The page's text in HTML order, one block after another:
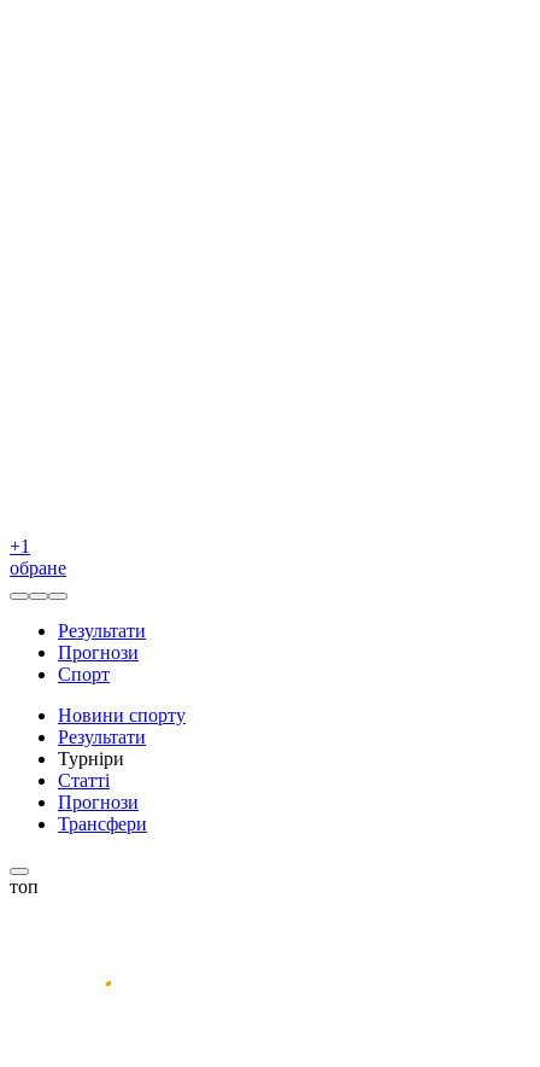
+1
обране
Результати
Прогнози
Спорт
Новини спорту
Результати
Турніри
Статті
Прогнози
Трансфери
топ